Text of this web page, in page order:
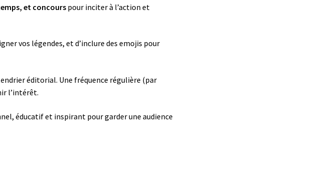
et concours pour inciter à l’action et
vos légendes, et d’inclure des emojis pour
éditorial. Une fréquence régulière (par
l’intérêt.
éducatif et inspirant pour garder une audience